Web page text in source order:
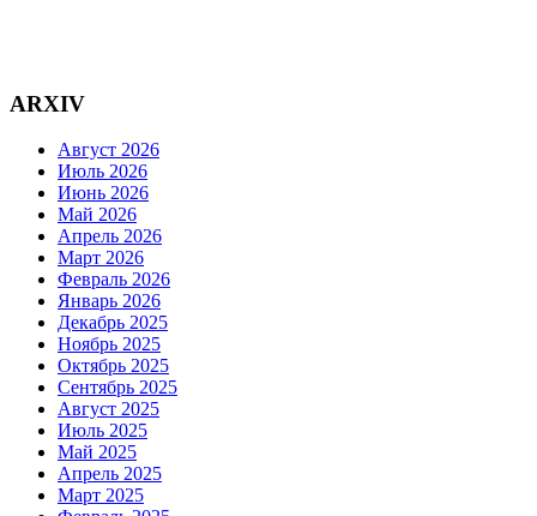
ARXIV
Август 2026
Июль 2026
Июнь 2026
Май 2026
Апрель 2026
Март 2026
Февраль 2026
Январь 2026
Декабрь 2025
Ноябрь 2025
Октябрь 2025
Сентябрь 2025
Август 2025
Июль 2025
Май 2025
Апрель 2025
Март 2025